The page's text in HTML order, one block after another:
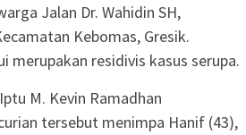
Jalan Dr. Wahidin SH,
Kebomas, Gresik.
merupakan residivis kasus serupa.
M. Kevin Ramadhan
tersebut menimpa Hanif (43),